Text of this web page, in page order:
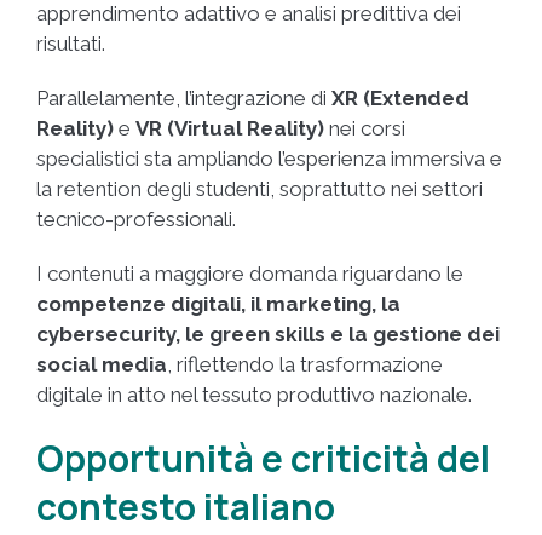
apprendimento adattivo e analisi predittiva dei
risultati.
Parallelamente, l’integrazione di XR (Extended
Reality) e VR (Virtual Reality) nei corsi
specialistici sta ampliando l’esperienza immersiva e
la retention degli studenti, soprattutto nei settori
tecnico-professionali.
I contenuti a maggiore domanda riguardano le
competenze digitali, il marketing, la
cybersecurity, le green skills e la gestione dei
social media, riflettendo la trasformazione
digitale in atto nel tessuto produttivo nazionale.
Opportunità e criticità del
contesto italiano